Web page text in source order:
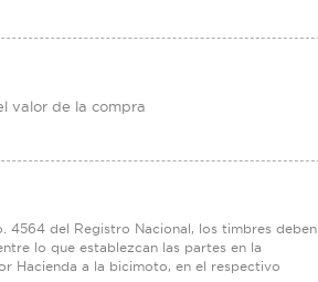
valor de la compra
4564 del Registro Nacional, los timbres deben
lo que establezcan las partes en la
Hacienda a la bicimoto, en el respectivo